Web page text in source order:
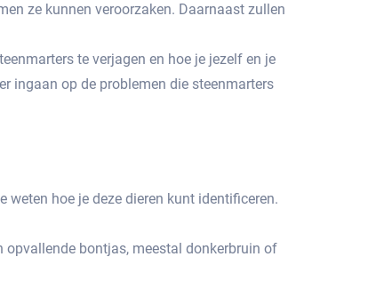
ze kunnen veroorzaken.​ Daarnaast zullen
te verjagen en hoe je jezelf en je
ingaan op de problemen die steenmarters
hoe je deze dieren kunt identificeren.
opvallende bontjas, meestal donkerbruin of